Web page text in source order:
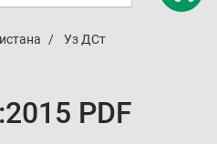
Уз ДСт
PDF